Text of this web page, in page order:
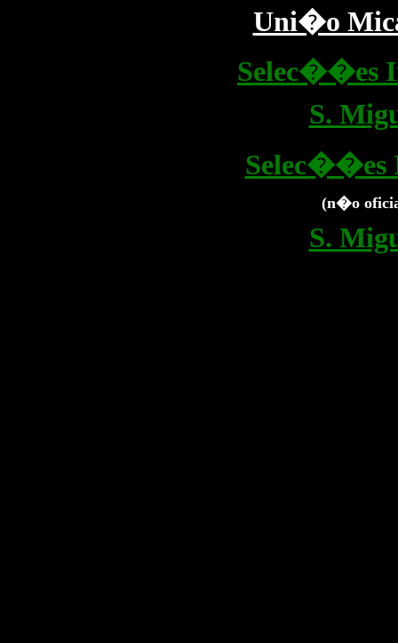
Uni�o
Selec��es
S.
Selec��es
(n�o
S.